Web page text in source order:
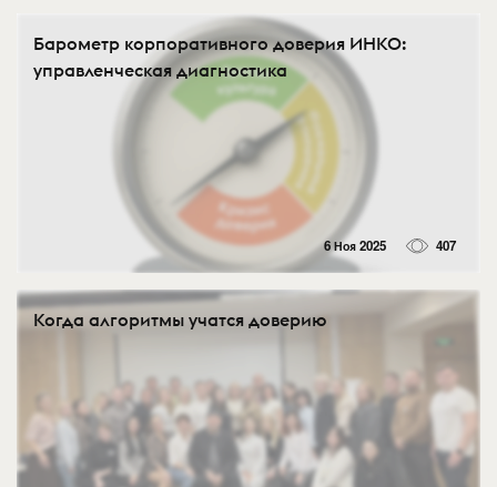
Барометр корпоративного доверия ИНКО:
управленческая диагностика
6 Ноя 2025 407
Когда алгоритмы учатся доверию